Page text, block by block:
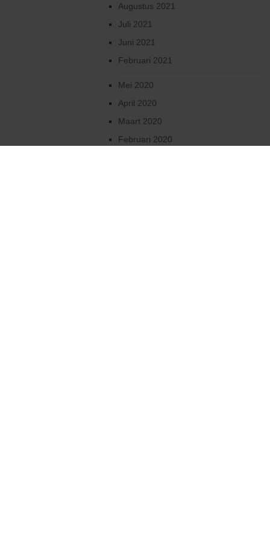
Augustus 2021
Juli 2021
Juni 2021
Februari 2021
Mei 2020
April 2020
Maart 2020
Februari 2020